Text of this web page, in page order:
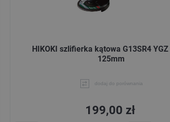
HIKOKI szlifierka kątowa G13SR4
125mm
dodaj do porównania
199,00 zł